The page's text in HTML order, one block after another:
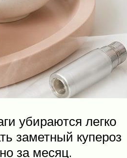
убираются легко
заметный купероз
за месяц.